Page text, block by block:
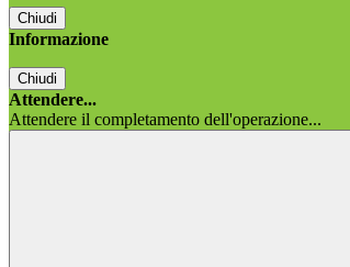
Chiudi
Informazione
Chiudi
Attendere...
Attendere il completamento dell'operazione...